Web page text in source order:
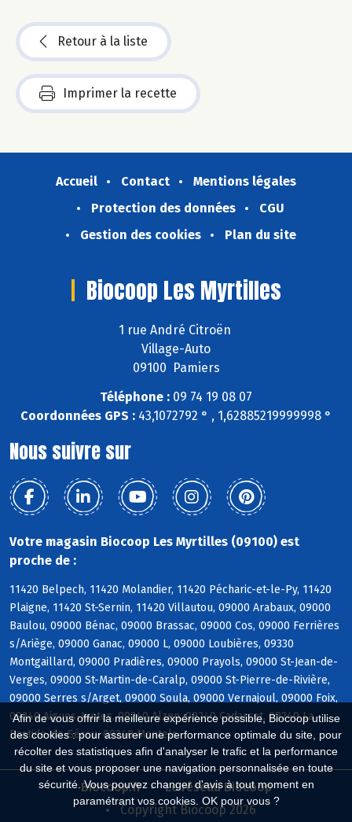
Afin de vous offrir la meilleure expérience possible, Biocoop utilise
des cookies : pour assurer une performance optimale du site, pour
récolter des statistiques afin d'analyser le trafic et la performance
du site et vous proposer une navigation personnalisée en toute
sécurité. Vous pouvez changer d'avis à tout moment en
paramétrant vos cookies. OK pour vous ?
Retour à la liste
Imprimer la recette
Accueil Contact
Mentions légales
Protection des données
CGU
Gestion des cookies
Plan du site
Biocoop Les Myrtilles
1 rue André Citroën
Village-Auto
09100 Pamiers
Téléphone : 09 74 19 08 07
Coordonnées GPS : 43,1072792 ° , 1,62885219999998 °
Nous suivre sur
Votre magasin Biocoop Les Myrtilles (09100) est
proche de :
11420 Belpech, 11420 Molandier, 11420 Pécharic-et-le-Py, 11420
Plaigne, 11420 St-Sernin, 11420 Villautou, 09000 Arabaux, 09000
Baulou, 09000 Bénac, 09000 Brassac, 09000 Cos, 09000 Ferrières
s/Ariège, 09000 Ganac, 09000 L, 09000 Loubières, 09330
Montgaillard, 09000 Pradières, 09000 Prayols, 09000 St-Jean-de-
Verges, 09000 St-Martin-de-Caralp, 09000 St-Pierre-de-Rivière,
09000 Serres s/Arget, 09000 Soula, 09000 Vernajoul, 09000 Foix,
09240 Aigues-Juntes, 09240 Alzen, 09240 Cadarcet, 09240 La
Bastide-de-Sérou, 09240 Montels
Biocoop.fr
Le réseau Biocoop
Copyright Biocoop 2026